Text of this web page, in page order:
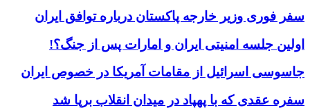
سفر فوری وزیر خارجه پاکستان درباره توافق ایران
اولین جلسه امنیتی ایران و امارات پس از جنگ؟!
جاسوسی اسرائیل از مقامات آمریکا در خصوص ایران
سفره عقدی که با پهپاد در میدان انقلاب برپا شد